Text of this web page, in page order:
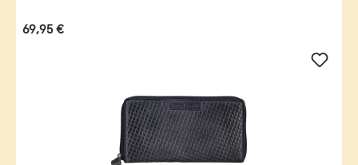
Regulärer Preis:
69,95 €